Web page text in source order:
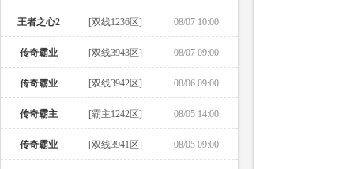
王者之心2 [双线1236区] 08/07 10:00
传奇霸业 [双线3943区] 08/07 09:00
传奇霸业 [双线3942区] 08/06 09:00
传奇霸主 [霸主1242区] 08/05 14:00
传奇霸业 [双线3941区] 08/05 09:00